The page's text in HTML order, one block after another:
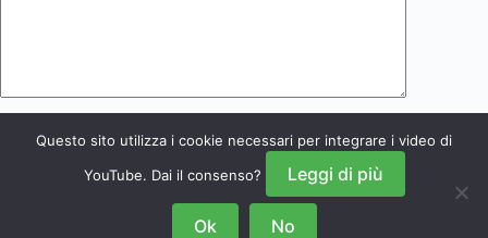
Invia commento
Questo sito utilizza i cookie necessari per integrare i video di
YouTube. Dai il consenso?
Leggi di più
Ok No